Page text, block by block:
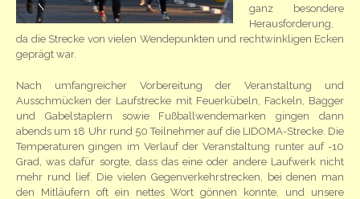
ganz besondere
Herausforderung,
da die Strecke von vielen Wendepunkten und rechtwinkligen Ecken
geprägt war.
Nach umfangreicher Vorbereitung der Veranstaltung und
Ausschmücken der Laufstrecke mit Feuerkübeln, Fackeln, Bagger
und Gabelstaplern sowie Fußballwendemarken gingen dann
abends um 18 Uhr rund 50 Teilnehmer auf die LIDOMA-Strecke. Die
Temperaturen gingen im Verlauf der Veranstaltung runter auf -10
Grad, was dafür sorgte, dass das eine oder andere Laufwerk nicht
mehr rund lief. Die vielen Gegenverkehrstrecken, bei denen man
den Mitläufern oft ein nettes Wort gönnen konnte, und unsere